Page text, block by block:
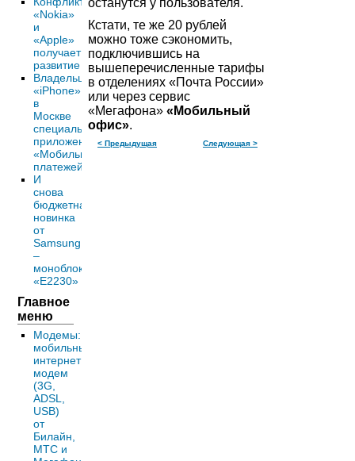
«Nokia»
и
«Apple»
получает
развитие
Владельцам
«iPhone»
в
Москве
специальное
приложение
«Мобильных
платежей»
И
снова
бюджетная
новинка
от
Samsung
–
моноблок
«Е2230»
Главное
меню
Модемы:
мобильный
интернет
модем
(3G,
ADSL,
USB)
от
Билайн,
МТС и
останутся у пользователя.
Кстати, те же 20 рублей
можно тоже сэкономить,
подключившись на
вышеперечисленные тарифы
в отделениях «Почта России»
или через сервис
«Мегафона»«Мобильный
офис».
< Предыдущая Следующая >